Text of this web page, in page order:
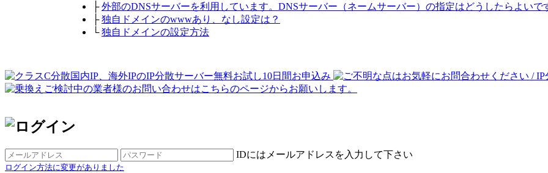
├外部のDNSサーバーを利用しています。DNSサーバー（ネームサーバー）の指定はどうしたらよいで
├独自ドメインのwwwあり、なし設定は？
└独自ドメインの設定方法
IDにはメールアドレスを入力して下さい
ログイン方法に変更がありました